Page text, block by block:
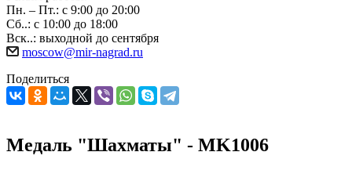
Пн. – Пт.: с 9:00 до 20:00
Сб..: с 10:00 до 18:00
Вск..: выходной до сентября
moscow@mir-nagrad.ru
Поделиться
Медаль "Шахматы" - MK1006